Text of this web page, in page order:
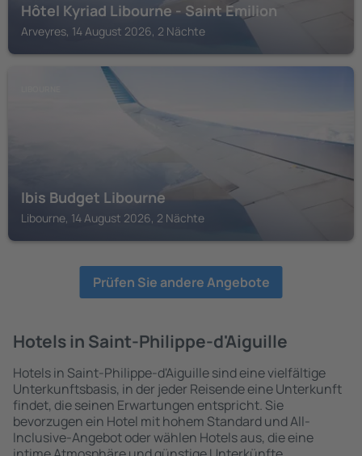
Hôtel Kyriad Libourne - Saint Emilion
Arveyres, 14 August 2026, 2 Nächte
Ibis Budget Libourne
Libourne, 14 August 2026, 2 Nächte
Prüfen Sie andere Angebote
Hotels in Saint-Philippe-d'Aiguille
Hotels in Saint-Philippe-d'Aiguille sind eine vielfältige
Unterkunftsbasis, in der jeder Reisende eine Unterkunft
findet, die seinen Erwartungen entspricht. Sie
bevorzugen ein Hotel mit hohem Standard und All-
Inclusive-Angebot oder wählen Hotels aus, die eine